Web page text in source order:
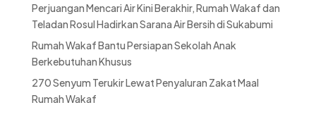
Perjuangan Mencari Air Kini Berakhir, Rumah Wakaf dan
Teladan Rosul Hadirkan Sarana Air Bersih di Sukabumi
Rumah Wakaf Bantu Persiapan Sekolah Anak
Berkebutuhan Khusus
270 Senyum Terukir Lewat Penyaluran Zakat Maal
Rumah Wakaf